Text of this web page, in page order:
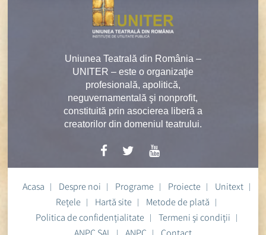
Uniunea Teatrală din România –
UNITER – este o organizaţie
profesională, apolitică,
neguvernamentală şi nonprofit,
constituită prin asocierea liberă a
creatorilor din domeniul teatrului.
Acasa Despre noi Programe Proiecte
Unitext
Rețele
Hartă site
Metode de plată
Politica de confidențialitate
Termeni și condiții
ANPC SAL
ANPC Contact